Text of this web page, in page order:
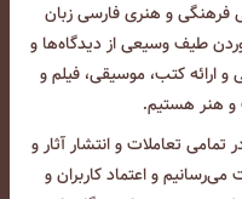
فرهنگی و هنری فارسی زبان
طیف وسیعی از دیدگاه‌ها و
و ارائه کتب، موسیقی، فیلم و
و هنر هستیم.
تمامی تعاملات و انتشار آثار و
می‌رسانیم و اعتماد کاربران و